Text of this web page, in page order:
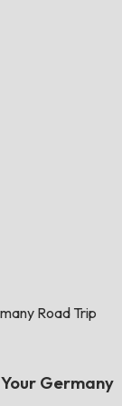
Road Trip
Germany